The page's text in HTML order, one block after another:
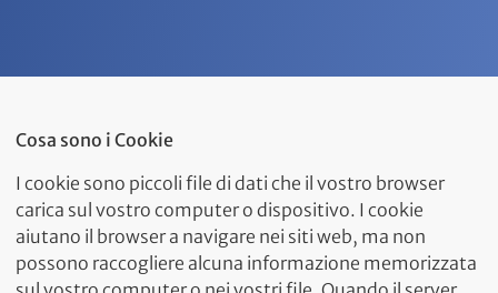
Cosa sono i Cookie
I cookie sono piccoli file di dati che il vostro browser
carica sul vostro computer o dispositivo. I cookie
aiutano il browser a navigare nei siti web, ma non
possono raccogliere alcuna informazione memorizzata